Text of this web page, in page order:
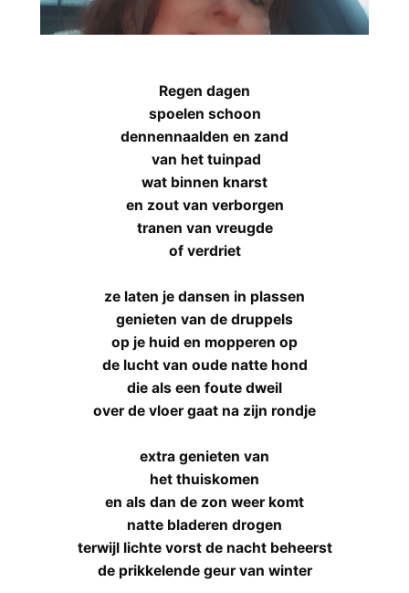
Regen dagen
spoelen schoon
dennennaalden en zand
van het tuinpad
wat binnen knarst
en zout van verborgen
tranen van vreugde
of verdriet
ze laten je dansen in plassen
genieten van de druppels
op je huid en mopperen op
de lucht van oude natte hond
die als een foute dweil
over de vloer gaat na zijn rondje
extra genieten van
het thuiskomen
en als dan de zon weer komt
natte bladeren drogen
terwijl lichte vorst de nacht beheerst
de prikkelende geur van winter